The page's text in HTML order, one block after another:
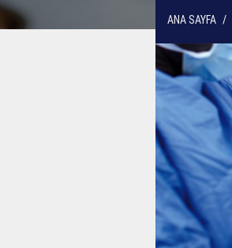
ANA SAYFA